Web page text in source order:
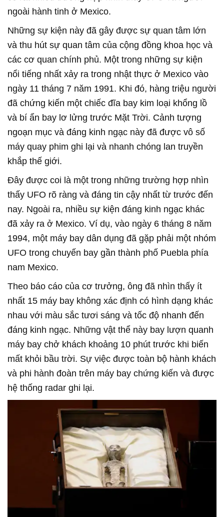
ngoài hành tinh ở Mexico.
Những sự kiện này đã gây được sự quan tâm lớn
và thu hút sự quan tâm của cộng đồng khoa học và
các cơ quan chính phủ. Một trong những sự kiện
nổi tiếng nhất xảy ra trong nhật thực ở Mexico vào
ngày 11 tháng 7 năm 1991. Khi đó, hàng triệu người
đã chứng kiến một chiếc đĩa bay kim loại khổng lồ
và bí ẩn bay lơ lửng trước Mặt Trời. Cảnh tượng
ngoạn mục và đáng kinh ngạc này đã được vô số
máy quay phim ghi lại và nhanh chóng lan truyền
khắp thế giới.
Đây được coi là một trong những trường hợp nhìn
thấy UFO rõ ràng và đáng tin cậy nhất từ trước đến
nay. Ngoài ra, nhiều sự kiện đáng kinh ngạc khác
đã xảy ra ở Mexico. Ví dụ, vào ngày 6 tháng 8 năm
1994, một máy bay dân dụng đã gặp phải một nhóm
UFO trong chuyến bay gần thành phố Puebla phía
nam Mexico.
Theo báo cáo của cơ trưởng, ông đã nhìn thấy ít
nhất 15 máy bay không xác định có hình dạng khác
nhau với màu sắc tươi sáng và tốc độ nhanh đến
đáng kinh ngạc. Những vật thể này bay lượn quanh
máy bay chở khách khoảng 10 phút trước khi biến
mất khỏi bầu trời. Sự việc được toàn bộ hành khách
và phi hành đoàn trên máy bay chứng kiến và được
hệ thống radar ghi lại.